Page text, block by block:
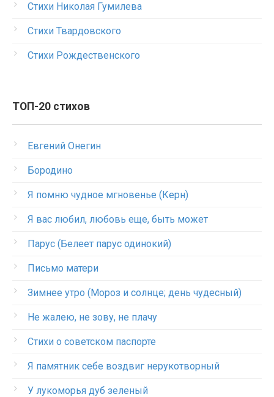
Стихи Николая Гумилева
Стихи Твардовского
Стихи Рождественского
ТОП-20 стихов
Евгений Онегин
Бородино
Я помню чудное мгновенье (Керн)
Я вас любил, любовь еще, быть может
Парус (Белеет парус одинокий)
Письмо матери
Зимнее утро (Мороз и солнце; день чудесный)
Не жалею, не зову, не плачу
Стихи о советском паспорте
Я памятник себе воздвиг нерукотворный
У лукоморья дуб зеленый